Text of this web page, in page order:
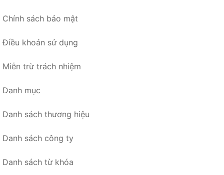
Chính sách bảo mật
Điều khoản sử dụng
Miễn trừ trách nhiệm
Danh mục
Danh sách thương hiệu
Danh sách công ty
Danh sách từ khóa